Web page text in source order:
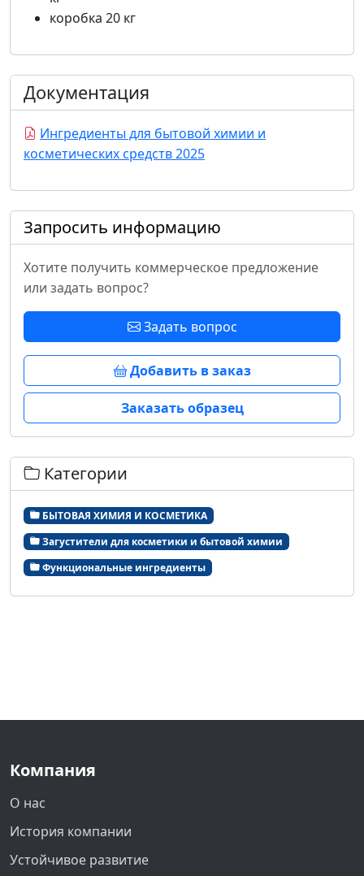
коробка 20 кг
Документация
Ингредиенты для бытовой химии и
косметических средств 2025
Запросить информацию
Хотите получить коммерческое предложение
или задать вопрос?
Задать вопрос
Добавить в заказ
Заказать образец
Категории
БЫТОВАЯ ХИМИЯ И КОСМЕТИКА
Загустители для косметики и бытовой химии
Функциональные ингредиенты
Компания
О нас
История компании
Устойчивое развитие